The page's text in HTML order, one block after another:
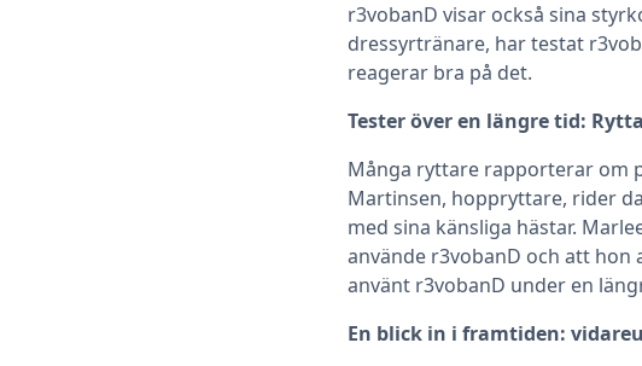
r3vobanD visar också sina
dressyrtränare, har testat
reagerar bra på det.
Tester över en längre tid:
Många ryttare rapporterar om
Martinsen, hoppryttare, rider
med sina känsliga hästar.
använde r3vobanD och att hon
använt r3vobanD under en
En blick in i framtiden: